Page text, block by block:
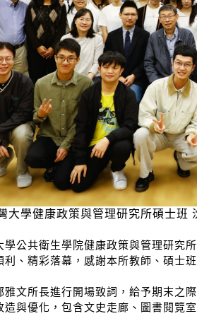
大學健康政策與管理研究所碩士班
學公共衛生學院健康政策與管理研究
利、精彩落幕，感謝本所教師、碩士
雅文所長進行開場致詞，給予期末之
造與優化，包含文史走廊、圖書閱覽室